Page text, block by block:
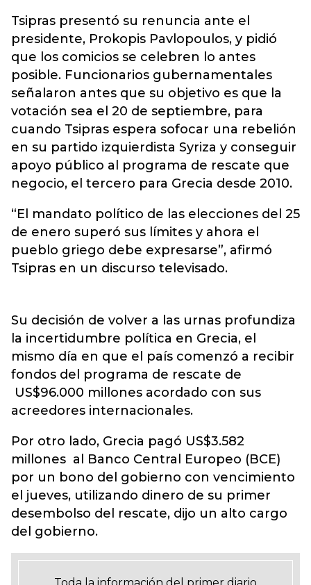
Tsipras presentó su renuncia ante el
presidente, Prokopis Pavlopoulos, y pidió
que los comicios se celebren lo antes
posible. Funcionarios gubernamentales
señalaron antes que su objetivo es que la
votación sea el 20 de septiembre, para
cuando Tsipras espera sofocar una rebelión
en su partido izquierdista Syriza y conseguir
apoyo público al programa de rescate que
negocio, el tercero para Grecia desde 2010.
“El mandato político de las elecciones del 25
de enero superó sus límites y ahora el
pueblo griego debe expresarse”, afirmó
Tsipras en un discurso televisado.
Su decisión de volver a las urnas profundiza
la incertidumbre política en Grecia, el
mismo día en que el país comenzó a recibir
fondos del programa de rescate de
US$96.000 millones acordado con sus
acreedores internacionales.
Por otro lado, Grecia pagó US$3.582
millones al Banco Central Europeo (BCE)
por un bono del gobierno con vencimiento
el jueves, utilizando dinero de su primer
desembolso del rescate, dijo un alto cargo
del gobierno.